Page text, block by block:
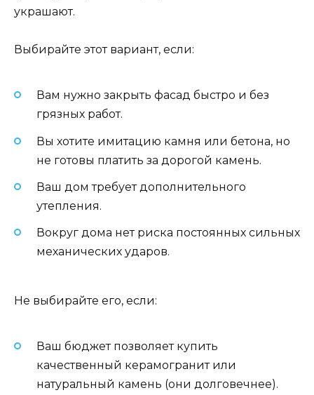
украшают.
Выбирайте этот вариант, если:
Вам нужно закрыть фасад быстро и без
грязных работ.
Вы хотите имитацию камня или бетона, но
не готовы платить за дорогой камень.
Ваш дом требует дополнительного
утепления.
Вокруг дома нет риска постоянных сильных
механических ударов.
Не выбирайте его, если:
Ваш бюджет позволяет купить
качественный керамогранит или
натуральный камень (они долговечнее).